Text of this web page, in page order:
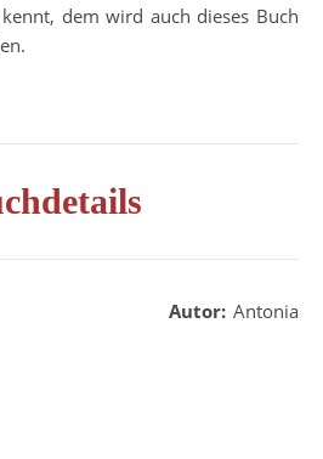
dem wird auch dieses Buch
Autor: Antonia